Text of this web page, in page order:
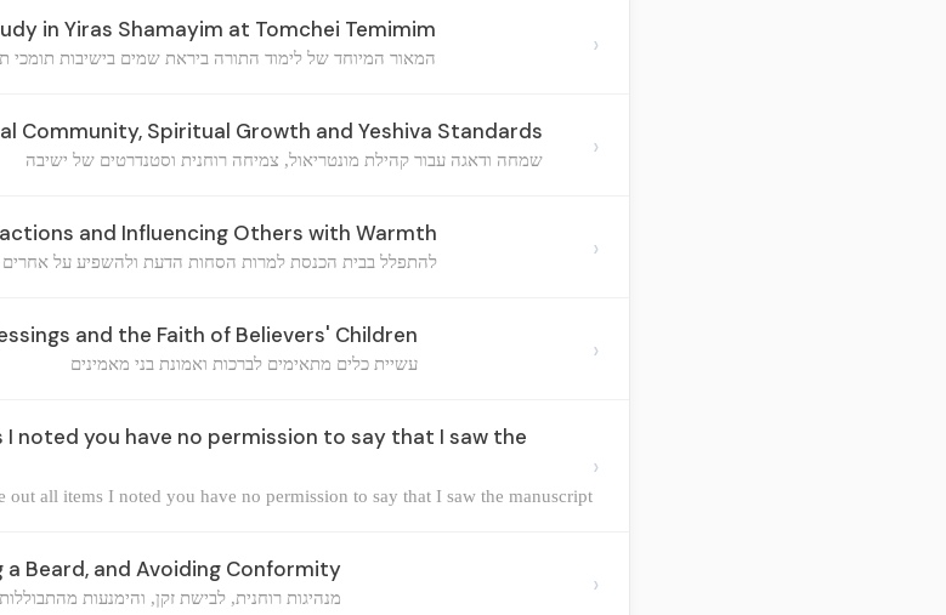
in Yiras Shamayim at Tomchei Temimim
המאור המיוחד של לימוד התורה ביראת שמים בישיבות תומכי ›
Community, Spiritual Growth and Yeshiva Standards
שמחה ודאגה עבור קהילת מונטריאול, צמיחה רוחנית וסטנדרטים של ישיבה ›
and Influencing Others with Warmth
להתפלל בבית הכנסת למרות הסחות הדעת ולהשפיע על אחרים ›
and the Faith of Believers' Children
עשיית כלים מתאימים לברכות ואמונת בני מאמינים ›
I noted you have no permission to say that I saw the
out all items I noted you have no permission to say that I saw the manuscript
›
Beard, and Avoiding Conformity
מנהיגות רוחנית, לבישת זקן, והימנעות מהתבוללות ›